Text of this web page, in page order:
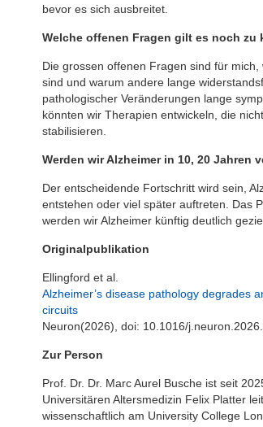
bevor es sich ausbreitet.
Welche offenen Fragen gilt es noch zu
Die grossen offenen Fragen sind für
sind und warum andere lange
pathologischer Veränderungen lange
könnten wir Therapien entwickeln, die
stabilisieren.
Werden wir Alzheimer in 10, 20 Jahren
Der entscheidende Fortschritt wird sein,
entstehen oder viel später auftreten. Das
werden wir Alzheimer künftig deutlich
Originalpublikation
Ellingford et al.
Alzheimer’s disease pathology degrades
circuits
Neuron(2026), doi: 10.1016/
Zur Person
Prof. Dr. Dr. Marc Aurel Busche ist seit
Universitären Altersmedizin Felix Platter
wissenschaftlich am University College